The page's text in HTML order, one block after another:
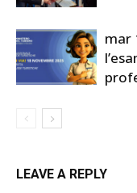
mar
LEAVE A REPLY